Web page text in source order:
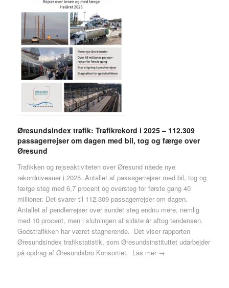
Øresundsindex trafik: Trafikrekord i 2025 – 112.309
passagerrejser om dagen med bil, tog og færge over
Øresund
Trafikken og rejseaktiviteten over Øresund nåede nye
rekordniveauer i 2025. Antallet af passagerrejser med bil, tog og
færge steg med 6,7 procent og oversteg for første gang 40
millioner. Det svarer til 112.309 passagerrejser om dagen.
Antallet af pendlerrejser over sundet steg endnu mere, nemlig
med 10 procent, men i slutningen af sidste år aftog tendensen.
Godstrafikken har været stagnerende. Det viser rapporten
Øresundsindex trafikstatistik, som Øresundsinstituttet udarbejder
på opdrag af Øresundsbro Konsortiet. Läs mer →